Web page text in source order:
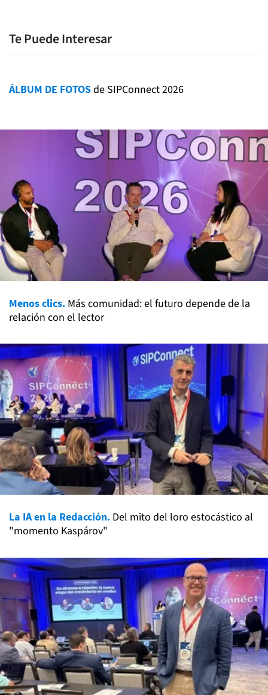
Te Puede Interesar
ÁLBUM DE FOTOSde SIPConnect 2026
Menos clics. Más comunidad: el futuro depende de la
relación con el lector
La IA en la Redacción. Del mito del loro estocástico al
"momento Kaspárov"